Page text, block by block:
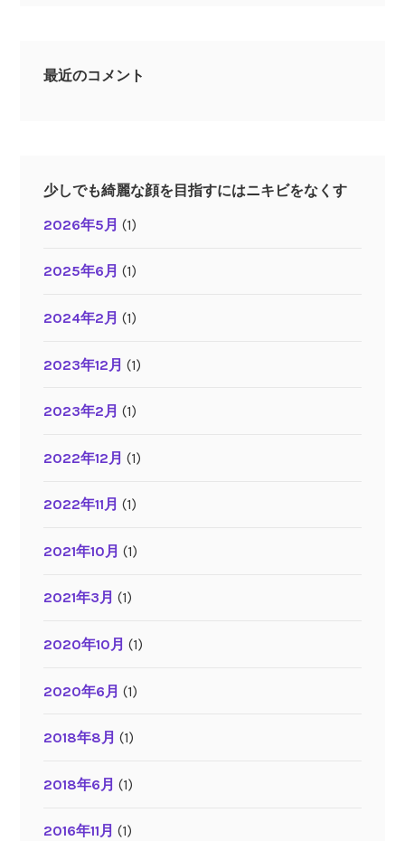
最近のコメント
少しでも綺麗な顔を目指すにはニキビをなくす
2026年5月 (1)
2025年6月 (1)
2024年2月 (1)
2023年12月 (1)
2023年2月 (1)
2022年12月 (1)
2022年11月 (1)
2021年10月 (1)
2021年3月 (1)
2020年10月 (1)
2020年6月 (1)
2018年8月 (1)
2018年6月 (1)
2016年11月 (1)